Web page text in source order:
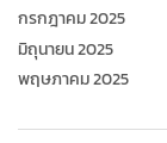
กรกฎาคม 2025
มิถุนายน 2025
พฤษภาคม 2025